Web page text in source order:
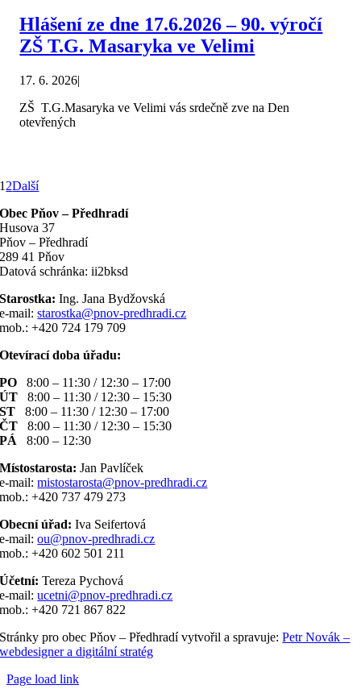
Hlášení ze dne 17.6.2026 – 90. výročí
ZŠ T.G. Masaryka ve Velimi
17. 6. 2026|
ZŠ T.G.Masaryka ve Velimi vás srdečně zve na Den
otevřených
1 2Další
Obec Pňov – Předhradí
Husova 37
Pňov – Předhradí
289 41 Pňov
Datová schránka: ii2bksd
Starostka: Ing. Jana Bydžovská
e-mail:starostka@pnov-predhradi.cz
mob.: +420 724 179 709
Otevírací doba úřadu:
PO
8:00 – 11:30 / 12:30 – 17:00
ÚT
8:00 – 11:30 / 12:30 – 15:30
ST
8:00 – 11:30 / 12:30 – 17:00
ČT
8:00 – 11:30 / 12:30 – 15:30
PÁ
8:00 – 12:30
Místostarosta: Jan Pavlíček
e-mail:mistostarosta@pnov-predhradi.cz
mob.: +420 737 479 273
Obecní úřad: Iva Seifertová
e-mail:ou@pnov-predhradi.cz
mob.: +420 602 501 211
Účetní: Tereza Pychová
e-mail:ucetni@pnov-predhradi.cz
mob.: +420 721 867 822
Stránky pro obec Pňov – Předhradí vytvořil a spravuje:Petr Novák –
webdesigner a digitální stratég
Page load link